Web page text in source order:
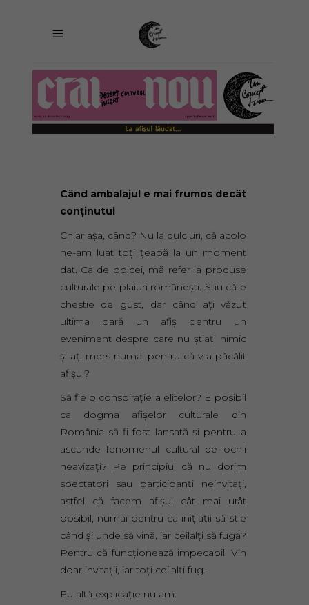
Când ambalajul e mai frumos decât
conţinutul
Chiar aşa, când? Nu la dulciuri, că acolo
ne-am luat toţi ţeapă la un moment
dat. Ca de obicei, mă refer la produse
culturale pe plaiuri româneşti. Ştiu că e
chestie de gust, dar când aţi văzut
ultima oară un afiş pentru un
eveniment despre care nu ştiaţi nimic
şi aţi mers numai pentru că v-a păcălit
afişul?
Să fie o conspiraţie a elitelor? E posibil
ca dogma afişelor culturale din
România să fi fost lansată şi pentru a
ascunde fenomenul cultural de ochii
neavizaţi? Pe principiul că nu dorim
spectatori sau participanţi neinvitaţi,
astfel că facem afişul cât mai urât
posibil, numai pentru ca iniţiaţii să ştie
când şi unde să vină, iar ceilalţi să fugă?
Pentru că funcţionează impecabil. Vin
doar invitaţii, iar toţi ceilalţi fug.
Eu altă explicaţie nu am.